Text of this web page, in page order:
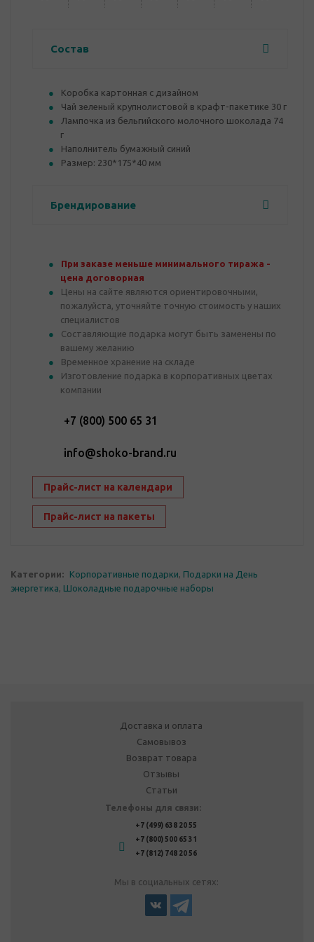
Состав
Коробка картонная с дизайном
Чай зеленый крупнолистовой в крафт-пакетике 30 г
Лампочка из бельгийского молочного шоколада 74
г
Наполнитель бумажный синий
Размер: 230*175*40 мм
Брендирование
При заказе меньше минимального тиража -
цена договорная
Цены на сайте являются ориентировочными,
пожалуйста, уточняйте точную стоимость у наших
специалистов
Составляющие подарка могут быть заменены по
вашему желанию
Временное хранение на складе
Изготовление подарка в корпоративных цветах
компании
+7 (800) 500 65 31
info@shoko-brand.ru
Прайс-лист на календари
Прайс-лист на пакеты
Категории: Корпоративные подарки, Подарки на День
энергетика, Шоколадные подарочные наборы
Доставка и оплата
Самовывоз
Возврат товара
Отзывы
Статьи
Телефоны для связи:
+7 (499) 638 20 55
+7 (800) 500 65 31
+7 (812) 748 20 56
Мы в социальных сетях: